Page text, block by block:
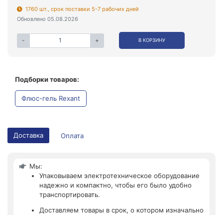
1760 шт., срок поставки 5-7 рабочих дней
Обновлено 05.08.2026
- + В КОРЗИНУ
Подборки товаров:
Флюс-гель Rexant
Доставка Оплата
Мы:
Упаковываем электротехническое оборудование
надежно и компактно, чтобы его было удобно
транспортировать.
Доставляем товары в срок, о котором изначально